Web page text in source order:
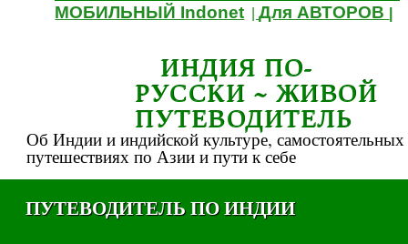
МОБИЛЬНЫЙ Indonet |Для АВТОРОВ
ИНДИЯ ПО-
РУССКИ ~ ЖИВОЙ
ПУТЕВОДИТЕЛЬ
Об Индии и индийской культуре, самостоятельных
путешествиях по Азии и пути к себе
ПУТЕВОДИТЕЛЬ ПО ИНДИИ